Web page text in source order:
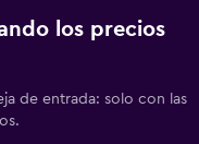
los precios
de entrada: solo con las